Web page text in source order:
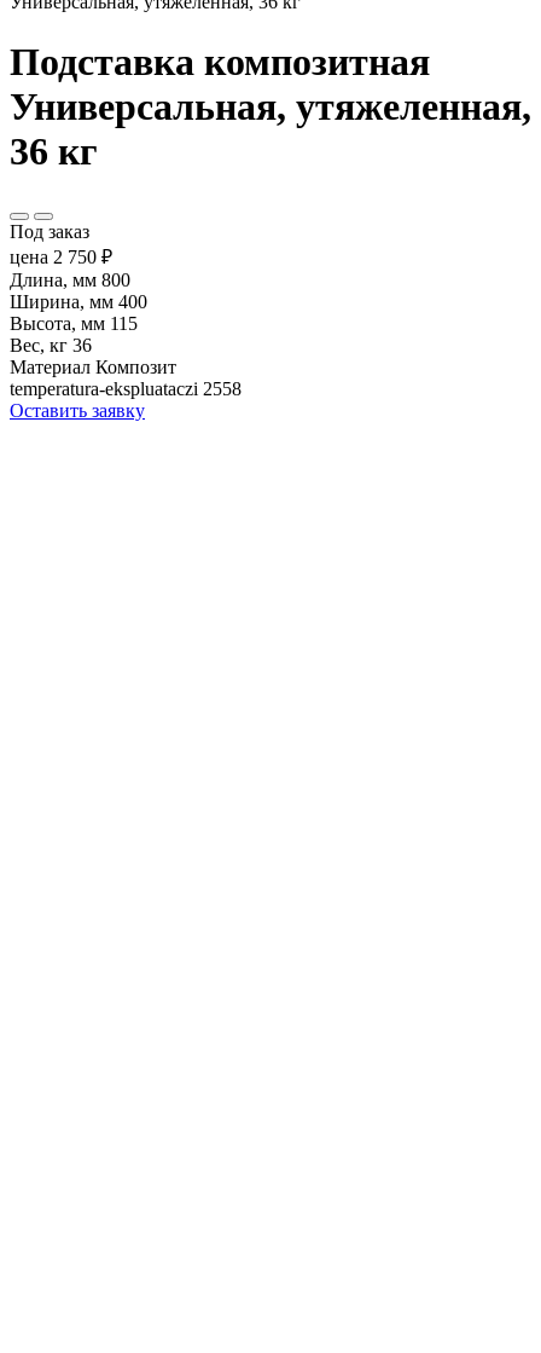
Подставка композитная
Универсальная, утяжеленная,
36 кг
Под заказ
цена 2 750 ₽
Длина, мм 800
Ширина, мм 400
Высота, мм 115
Вес, кг 36
Материал Композит
temperatura-ekspluataczi 2558
Оставить заявку